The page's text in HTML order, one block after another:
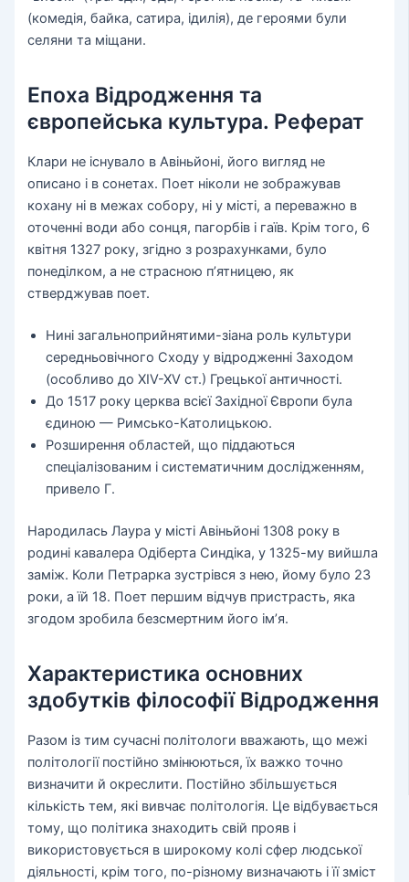
(комедія, байка, сатира, ідилія), де героями були
селяни та міщани.
Епоха Відродження та
європейська культура. Реферат
Клари не існувало в Авіньйоні, його вигляд не
описано і в сонетах. Поет ніколи не зображував
кохану ні в межах собору, ні у місті, а переважно в
оточенні води або сонця, пагорбів і гаїв. Крім того, 6
квітня 1327 року, згідно з розрахунками, було
понеділком, а не страсною п’ятницею, як
стверджував поет.
Нині загальноприйнятими-зіана роль культури
середньовічного Сходу у відродженні Заходом
(особливо до XIV-XV ст.) Грецької античності.
До 1517 року церква всієї Західної Європи була
єдиною — Римсько-Католицькою.
Розширення областей, що піддаються
спеціалізованим і систематичним дослідженням,
привело Г.
Народилась Лаура у місті Авіньйоні 1308 року в
родині кавалера Одіберта Синдіка, у 1325-му вийшла
заміж. Коли Петрарка зустрівся з нею, йому було 23
роки, а їй 18. Поет першим відчув пристрасть, яка
згодом зробила безсмертним його ім’я.
Характеристика основних
здобутків філософії Відродження
Разом із тим сучасні політологи вважають, що межі
політології постійно змінюються, їх важко точно
визначити й окреслити. Постійно збільшується
кількість тем, які вивчає політологія. Це відбувається
тому, що політика знаходить свій прояв і
використовується в широкому колі сфер людської
діяльності, крім того, по-різному визначають і її зміст